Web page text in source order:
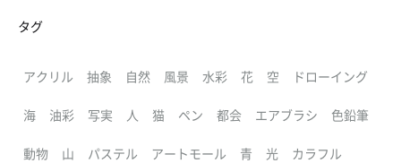
タグ
アクリル 抽象 自然 風景 水彩 花 空 ドローイング
海 油彩 写実 人 猫 ペン 都会 エアブラシ 色鉛筆
動物 山 パステル アートモール 青 光 カラフル